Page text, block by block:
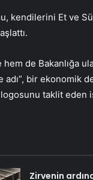
kendilerini Et ve
hem de Bakanlığa
adı”, bir ekonomik
taklit eden
Zirvenin